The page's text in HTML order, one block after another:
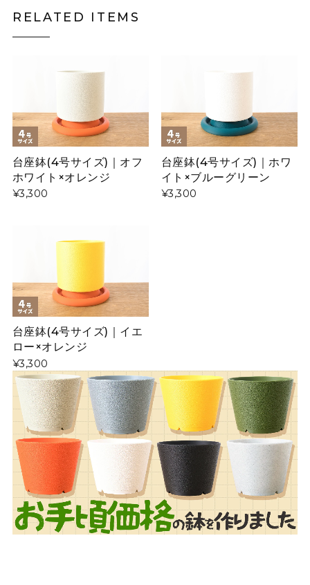
RELATED ITEMS
台座鉢(4号サイズ)｜オフ
ホワイト×オレンジ
¥3,300
台座鉢(4号サイズ)｜ホワ
イト×ブルーグリーン
¥3,300
台座鉢(4号サイズ)｜イエ
ロー×オレンジ
¥3,300